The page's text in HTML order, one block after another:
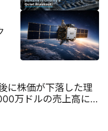
に株価が下落した理
万ドルの売上高に
たことだ。